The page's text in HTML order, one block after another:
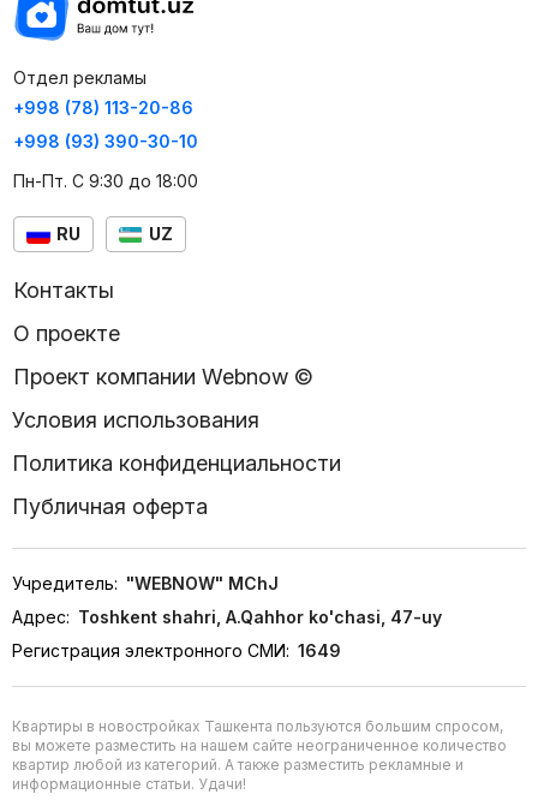
Отдел рекламы
+998 (78) 113-20-86
+998 (93) 390-30-10
Пн-Пт. С 9:30 до 18:00
RU UZ
Контакты
О проекте
Проект компании Webnow ©
Условия использования
Политика конфиденциальности
Публичная оферта
Учредитель: "WEBNOW" MChJ
Адрес: Toshkent shahri, A.Qahhor ko'chasi, 47-uy
Регистрация электронного СМИ: 1649
Квартиры в новостройках Ташкента пользуются большим спросом,
вы можете разместить на нашем сайте неограниченное количество
квартир любой из категорий. А также разместить рекламные и
информационные статьи. Удачи!